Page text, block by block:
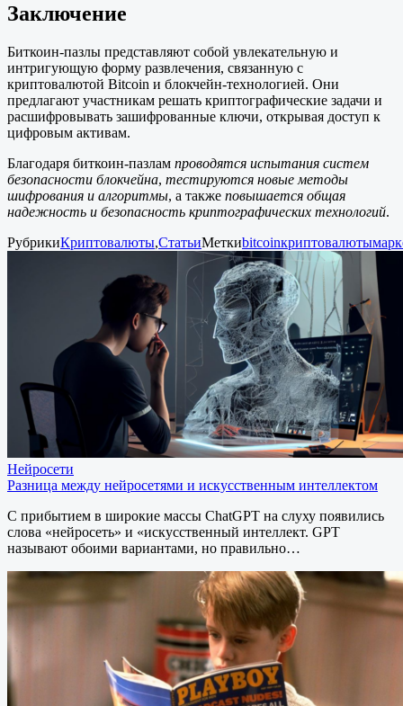
Заключение
Биткоин-пазлы представляют собой увлекательную и
интригующую форму развлечения, связанную с
криптовалютой Bitcoin и блокчейн-технологией. Они
предлагают участникам решать криптографические задачи и
расшифровывать зашифрованные ключи, открывая доступ к
цифровым активам.
Благодаря биткоин-пазлам проводятся испытания систем
безопасности блокчейна, тестируются новые методы
шифрования и алгоритмы, а также повышается общая
надежность и безопасность криптографических технологий.
РубрикиКриптовалюты,СтатьиМеткиbitcoinкриптовалюты
Нейросети
Разница между нейросетями и искусственным интеллектом
С прибытием в широкие массы ChatGPT на слуху появились
слова «нейросеть» и «искусственный интеллект. GPT
называют обоими вариантами, но правильно…